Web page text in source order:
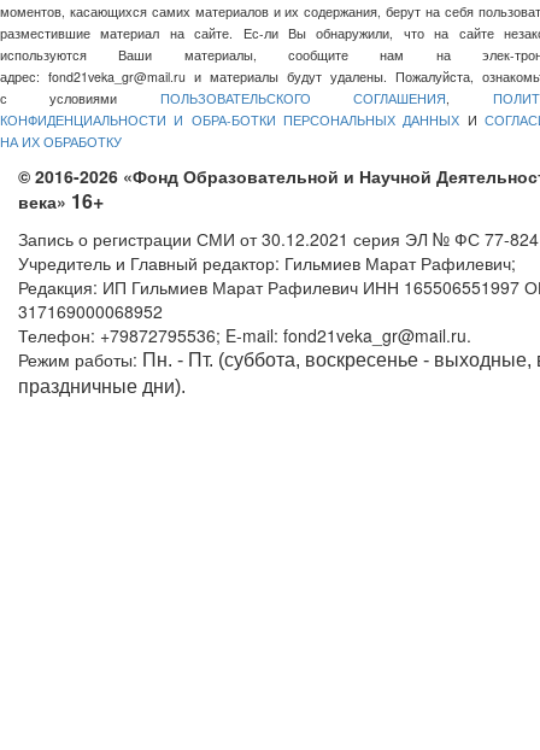
моментов, касающихся самих материалов и их содержания, берут на себя
разместившие материал на сайте. Ес-ли Вы обнаружили, что на сайте
используются Ваши материалы, сообщите нам на элек-
адрес: fond21veka_gr@mail.ru и материалы будут удалены. Пожалуйста,
с условиями ПОЛЬЗОВАТЕЛЬСКОГО СОГЛАШЕНИЯ,
КОНФИДЕНЦИАЛЬНОСТИ И ОБРА-БОТКИ ПЕРСОНАЛЬНЫХ ДАННЫХ И
НА ИХ ОБРАБОТКУ
© 2016-2026 «Фонд Образовательной и Научной
века» 16+
Запись о регистрации СМИ от 30.12.2021 серия ЭЛ № ФС 77-
Учредитель и Главный редактор: Гильмиев Марат Рафилевич;
Редакция: ИП Гильмиев Марат Рафилевич ИНН 165506551997
317169000068952
Телефон: +79872795536; E-mail: fond21veka_gr@mail.ru.
Режим работы: Пн. - Пт. (суббота, воскресенье - выходные,
праздничные дни).